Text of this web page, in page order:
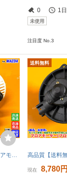
0 1日
未使用
注目度 No.3
【送料無料】新品 ブロアモーター 1個【スクラムバン スクラムワゴン DG17V DG17W】1A09-61-B10 1A09-61-B10A ブロアファン エアコン 交換
送料無料
現在 8,780円